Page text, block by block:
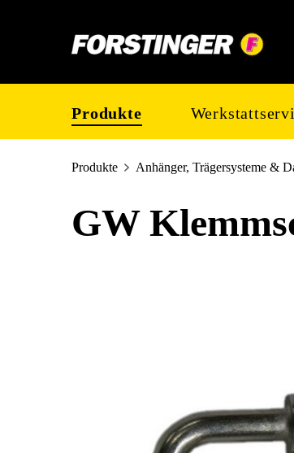
Produkte
Produkte Anhänger, Trägersysteme &
GW